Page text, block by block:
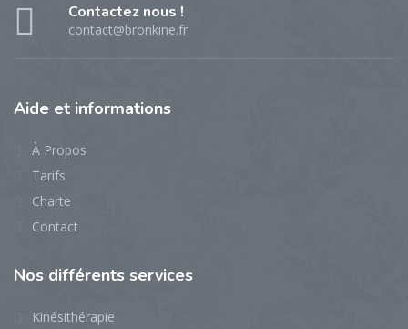
Contactez nous !
contact@bronkine.fr
Aide et informations
À Propos
Tarifs
Charte
Contact
Nos différents services
Kinésithérapie